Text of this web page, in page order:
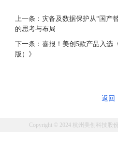
上一条：灾备及数据保护从“国产
的思考与布局
下一条：喜报！美创5款产品入选
版）》
返回
Copyright © 2024 杭州美创科技股